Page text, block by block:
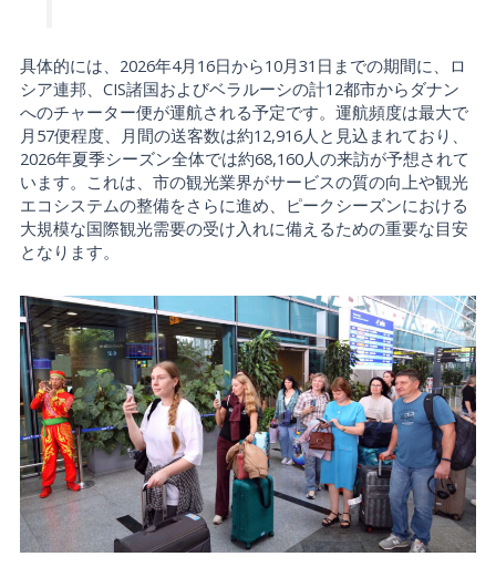
具体的には、2026年4月16日から10月31日までの期間に、ロ
シア連邦、CIS諸国およびベラルーシの計12都市からダナン
へのチャーター便が運航される予定です。運航頻度は最大で
月57便程度、月間の送客数は約12,916人と見込まれており、
2026年夏季シーズン全体では約68,160人の来訪が予想されて
います。これは、市の観光業界がサービスの質の向上や観光
エコシステムの整備をさらに進め、ピークシーズンにおける
大規模な国際観光需要の受け入れに備えるための重要な目安
となります。